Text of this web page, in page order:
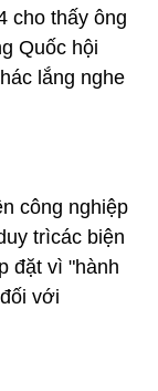
cho thấy ông
Quốc hội
lắng nghe
công nghiệp
trìcác biện
đặt vì "hành
với